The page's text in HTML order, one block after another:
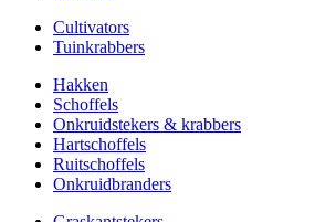
Cultivators
Tuinkrabbers
Hakken
Schoffels
Onkruidstekers & krabbers
Hartschoffels
Ruitschoffels
Onkruidbranders